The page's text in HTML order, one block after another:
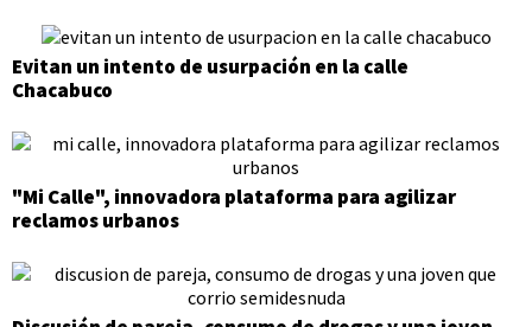
Evitan un intento de usurpación en la calle
Chacabuco
"Mi Calle", innovadora plataforma para agilizar
reclamos urbanos